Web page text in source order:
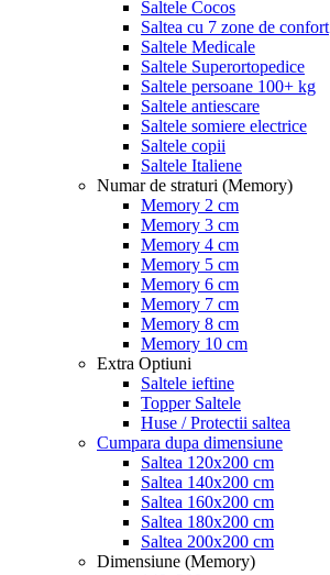
Saltele Cocos
Saltea cu 7 zone de confort
Saltele Medicale
Saltele Superortopedice
Saltele persoane 100+ kg
Saltele antiescare
Saltele somiere electrice
Saltele copii
Saltele Italiene
Numar de straturi (Memory)
Memory 2 cm
Memory 3 cm
Memory 4 cm
Memory 5 cm
Memory 6 cm
Memory 7 cm
Memory 8 cm
Memory 10 cm
Extra Optiuni
Saltele ieftine
Topper Saltele
Huse / Protectii saltea
Cumpara dupa dimensiune
Saltea 120x200 cm
Saltea 140x200 cm
Saltea 160x200 cm
Saltea 180x200 cm
Saltea 200x200 cm
Dimensiune (Memory)